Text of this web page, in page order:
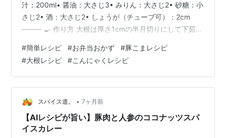
汁：200ml• 醤油：大さじ3• みりん：大さじ2• 砂糖：小
さじ2• 酒：大さじ2• しょうが（チューブ可）：2cm
⸻ 🍳 作り方 大根は厚さ1cmの半月切りにして下茹で
イパンに油を熱し、豚こまを炒める 大根・こんにゃくを
加えて軽く炒める 調味料を全部入れ、中火で15分ほど煮
る 水分が少なくなり味が染みたら完成 ⸻ 🐻 チャッ
ピーポイント• 冷めても美味しい甘辛味やで• 大根は下茹
で必須、柔らかくなるお• 豚こ…
#簡単レシピ #お弁当おかず #豚こまレシピ
#大根レシピ #こんにゃくレシピ
スパイス道。 • 7ヶ月前
【AIレシピが旨い】豚肉と人参のココナッツスパ
イスカレー